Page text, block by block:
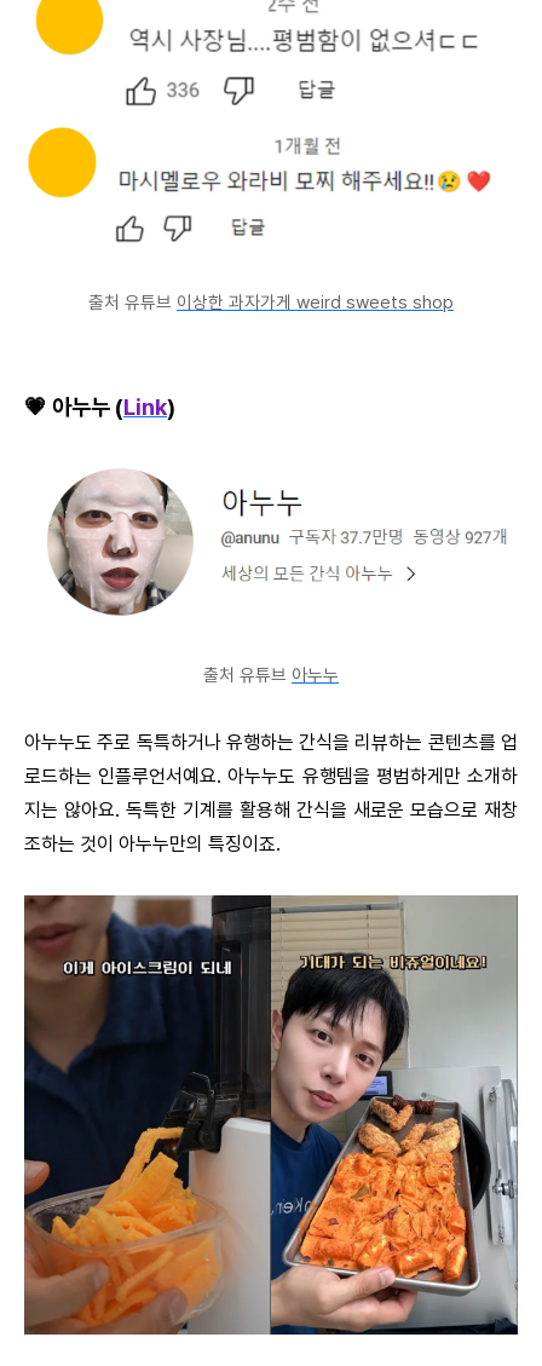
출처 유튜브 이상한 과자가게 weird sweets shop
💗 아누누 (Link)
출처 유튜브 아누누
아누누도 주로 독특하거나 유행하는 간식을 리뷰하는 콘텐츠를 업
로드하는 인플루언서예요. 아누누도 유행템을 평범하게만 소개하
지는 않아요. 독특한 기계를 활용해 간식을 새로운 모습으로 재창
조하는 것이 아누누만의 특징이죠.